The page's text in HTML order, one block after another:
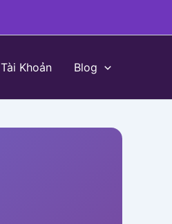
Tài Khoản Blog